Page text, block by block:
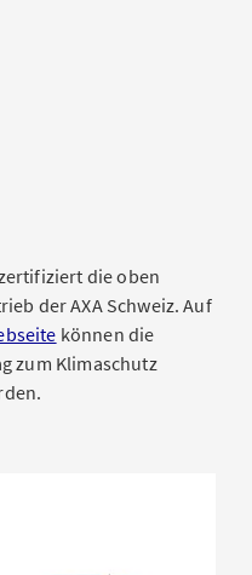
die oben
der AXA Schweiz. Auf
können die
zum Klimaschutz